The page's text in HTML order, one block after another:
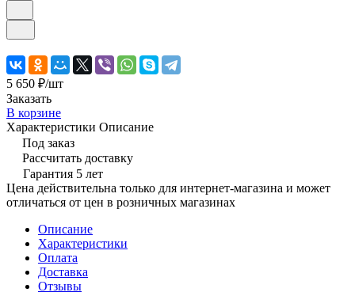
5 650 ₽/шт
Заказать
В корзине
Характеристики Описание
Под заказ
Рассчитать доставку
Гарантия 5 лет
Цена действительна только для интернет-магазина и может
отличаться от цен в розничных магазинах
Описание
Характеристики
Оплата
Доставка
Отзывы